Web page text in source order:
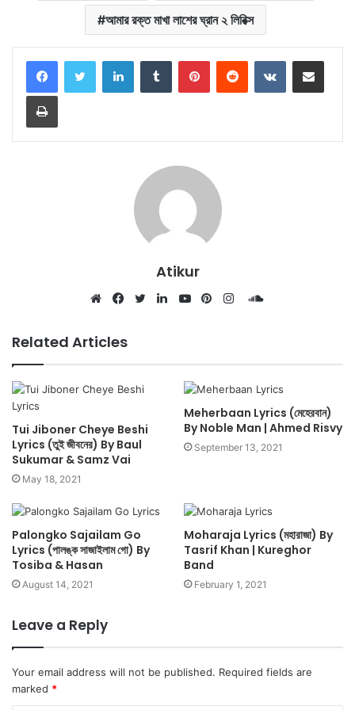
আমার রক্ত মাখা লাশের ঘ্রান ২ লিরিক্স
LinkedInTumblr PinterestReddit VKontakteShare via Email
Print
Atikur
SoundCloud
Related Articles
Tui Jiboner Cheye Beshi
Lyrics (তুই জীবনের) By Baul
Sukumar & Samz Vai
May 18, 2021
Meherbaan Lyrics (মেহেরবান)
By Noble Man | Ahmed Risvy
September 13, 2021
Palongko Sajailam Go
Lyrics (পালঙ্ক সাজাইলাম গো) By
Tosiba & Hasan
August 14, 2021
Moharaja Lyrics (মহারাজা) By
Tasrif Khan | Kureghor
Band
February 1, 2021
Leave a Reply
Your email address will not be published. Required fields are
marked *